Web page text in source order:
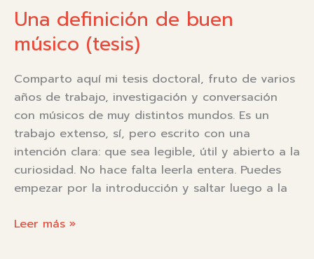
y
Paco
Gómez
Guitarra
Sin
Límites
Una definición de buen
músico (tesis)
Comparto aquí mi tesis doctoral, fruto de varios
años de trabajo, investigación y conversación
con músicos de muy distintos mundos. Es un
trabajo extenso, sí, pero escrito con una
intención clara: que sea legible, útil y abierto a la
curiosidad. No hace falta leerla entera. Puedes
empezar por la introducción y saltar luego a la
Una
Leer más »